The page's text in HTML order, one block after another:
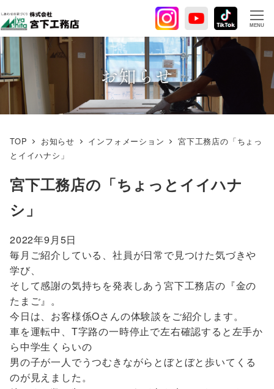
イ
ン
コ
ン
テ
ン
ツ
MENU
お知らせ
TOP お知らせ インフォメーション
宮下工務店の「ちょっ
とイイハナシ」
宮下工務店の「ちょっとイイハナ
シ」
2022年9月5日
毎月ご紹介している、社員が日常で見つけた気づきや
学び、
そして感謝の気持ちを発表しあう宮下工務店の『金の
たまご』。
今日は、お客様係Oさんの体験談をご紹介します。
車を運転中、T字路の一時停止で左右確認すると左手か
ら中学生くらいの
男の子が一人でうつむきながらとぼとぼと歩いてくる
のが見えました。